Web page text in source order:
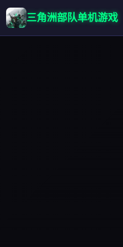
三角洲部队单机游戏